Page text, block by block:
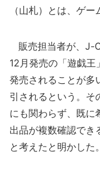
（山札）とは、ゲ
販売担当者が、J-
12月発売の「遊戯
発売されることが多
引されるという。そ
にも関わらず、既
出品が複数確認でき
と考えたと明かした。